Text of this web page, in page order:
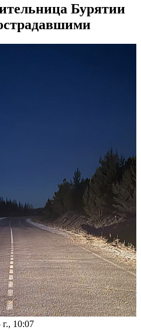
Бурятии
г., 10:07